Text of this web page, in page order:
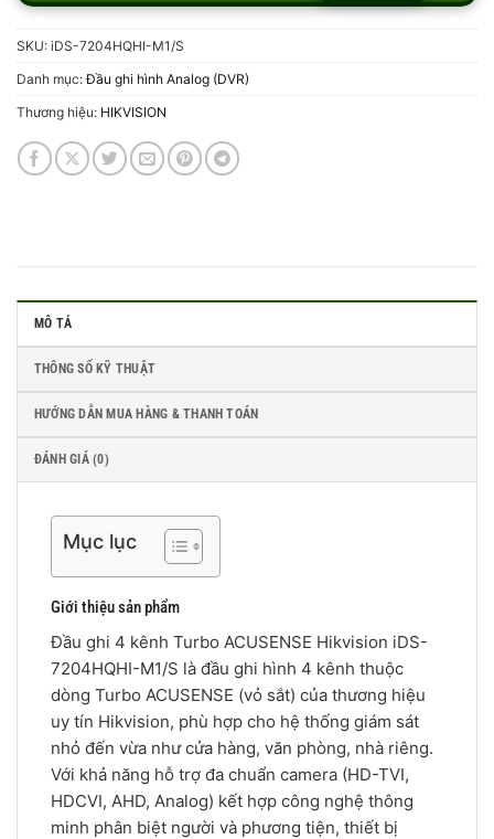
SKU: iDS-7204HQHI-M1/S
Danh mục:Đầu ghi hình Analog (DVR)
Thương hiệu: HIKVISION
MÔ TẢ
THÔNG SỐ KỸ THUẬT
HƯỚNG DẪN MUA HÀNG & THANH TOÁN
ĐÁNH GIÁ (0)
Mục lục
Giới thiệu sản phẩm
Đầu ghi 4 kênh Turbo ACUSENSE Hikvision iDS-
7204HQHI-M1/S là đầu ghi hình 4 kênh thuộc
dòng Turbo ACUSENSE (vỏ sắt) của thương hiệu
uy tín Hikvision, phù hợp cho hệ thống giám sát
nhỏ đến vừa như cửa hàng, văn phòng, nhà riêng.
Với khả năng hỗ trợ đa chuẩn camera (HD-TVI,
HDCVI, AHD, Analog) kết hợp công nghệ thông
minh phân biệt người và phương tiện, thiết bị